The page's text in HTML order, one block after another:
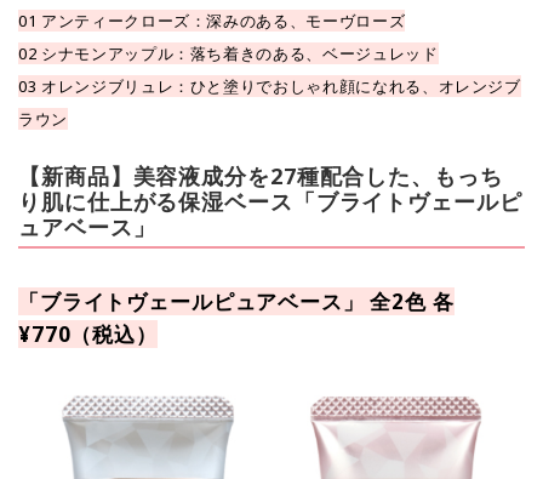
01 アンティークローズ：深みのある、モーヴローズ
02 シナモンアップル：落ち着きのある、ベージュレッド
03 オレンジブリュレ：ひと塗りでおしゃれ顔になれる、オレンジブ
ラウン
【新商品】美容液成分を27種配合した、もっち
り肌に仕上がる保湿ベース「ブライトヴェールピ
ュアベース」
「ブライトヴェールピュアベース」 全2色 各
¥770（税込）